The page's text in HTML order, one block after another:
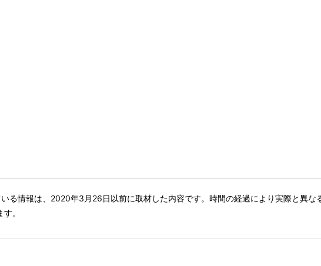
る情報は、2020年3月26日以前に取材した内容です。時間の経過により実際と異な
。